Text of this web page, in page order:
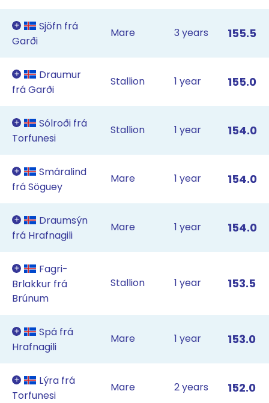
Sjöfn frá
Garði
Mare 3 years 155.5
Draumur
frá Garði
Stallion 1 year 155.0
Sólroði frá
Torfunesi
Stallion 1 year 154.0
Smáralind
frá Söguey
Mare 1 year 154.0
Draumsýn
frá Hrafnagili
Mare 1 year 154.0
Fagri-
Brlakkur frá
Brúnum
Stallion 1 year 153.5
Spá frá
Hrafnagili
Mare 1 year 153.0
Lýra frá
Torfunesi
Mare 2 years 152.0